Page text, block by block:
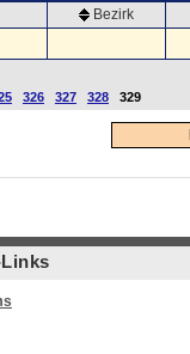
Bezirk
326 327 328 329